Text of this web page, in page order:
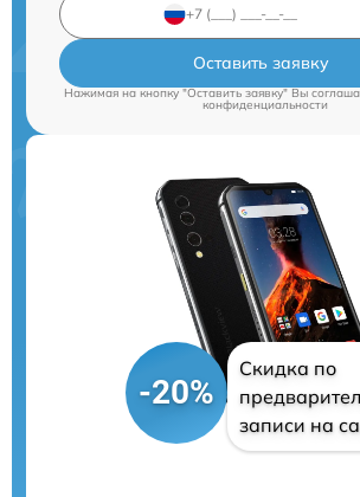
Оставить заявку
Нажимая на кнопку "Оставить заявку" Вы
конфиденциальности
-20%
Скидка по
записи на